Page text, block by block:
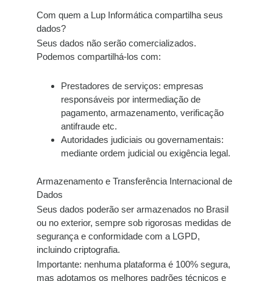
Com quem a Lup Informática compartilha seus
dados?
Seus dados não serão comercializados.
Podemos compartilhá-los com:
Prestadores de serviços: empresas
responsáveis por intermediação de
pagamento, armazenamento, verificação
antifraude etc.
Autoridades judiciais ou governamentais:
mediante ordem judicial ou exigência legal.
Armazenamento e Transferência Internacional de
Dados
Seus dados poderão ser armazenados no Brasil
ou no exterior, sempre sob rigorosas medidas de
segurança e conformidade com a LGPD,
incluindo criptografia.
Importante: nenhuma plataforma é 100% segura,
mas adotamos os melhores padrões técnicos e